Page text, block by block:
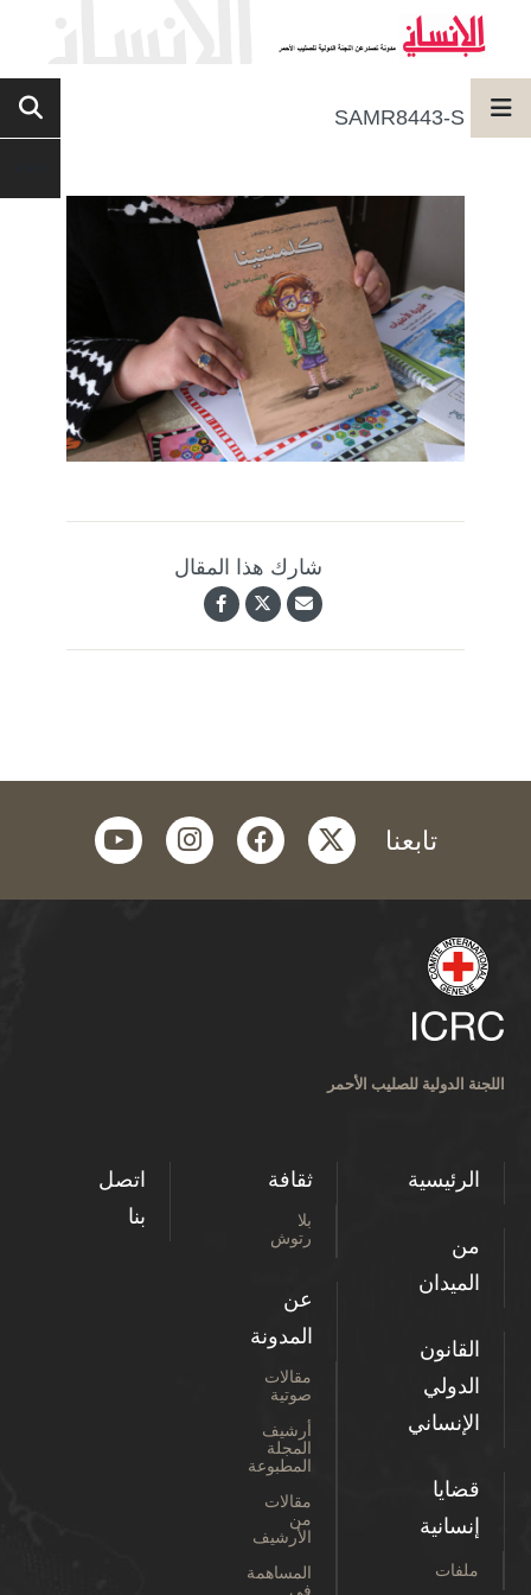
SAMR8443-S
شارك هذا المقال
تابعنا twitter
facebook
instagram
youtube
اللجنة الدولية للصليب الأحمر
الرئيسية
من
الميدان
القانون
الدولي
الإنساني
قضايا
إنسانية
ملفات
ثقافة
بلا
رتوش
عن
المدونة
مقالات
صوتية
أرشيف
المجلة
المطبوعة
مقالات
من
الأرشيف
المساهمة
في
اتصل
بنا